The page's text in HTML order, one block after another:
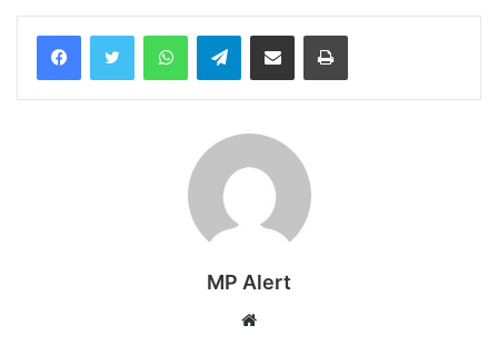
WhatsAppTelegramShare via Email Print
MP Alert
Website